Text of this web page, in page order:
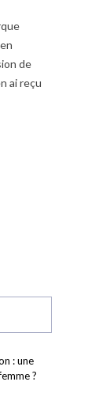
de
ai reçu
: une
?